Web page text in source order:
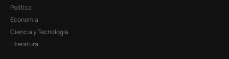
Política
Economía
Ciencia y Tecnología
Literatura